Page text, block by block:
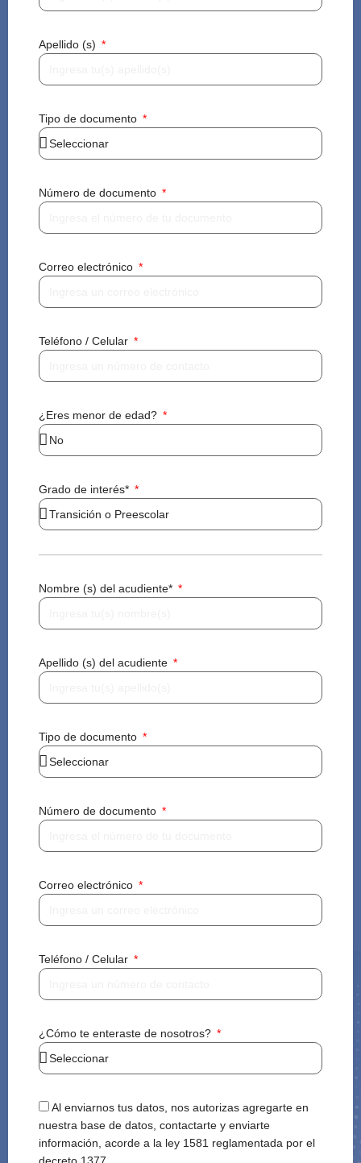
Apellido (s)
Tipo de documento
Número de documento
Correo electrónico
Teléfono / Celular
¿Eres menor de edad?
Grado de interés*
Nombre (s) del acudiente*
Apellido (s) del acudiente
Tipo de documento
Número de documento
Correo electrónico
Teléfono / Celular
¿Cómo te enteraste de nosotros?
Al enviarnos tus datos, nos autorizas agregarte en
nuestra base de datos, contactarte y enviarte
información, acorde a la ley 1581 reglamentada por el